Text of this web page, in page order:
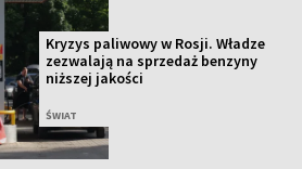
Kryzys paliwowy w Rosji. Władze
zezwalają na sprzedaż benzyny
niższej jakości
ŚWIAT